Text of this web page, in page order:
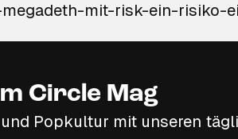
megadeth-mit-risk-ein-risiko-
Circle Mag
Popkultur mit unseren